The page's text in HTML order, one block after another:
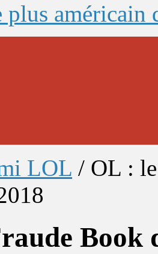
plus américain
LOL / OL :
Book